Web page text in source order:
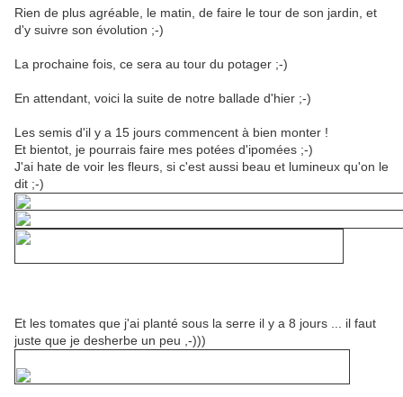
Rien de plus agréable, le matin, de faire le tour de son jardin, et
d'y suivre son évolution ;-)
La prochaine fois, ce sera au tour du potager ;-)
En attendant, voici la suite de notre ballade d'hier ;-)
Les semis d'il y a 15 jours commencent à bien monter !
Et bientot, je pourrais faire mes potées d'ipomées ;-)
J'ai hate de voir les fleurs, si c'est aussi beau et lumineux qu'on le
dit ;-)
Et les tomates que j'ai planté sous la serre il y a 8 jours ... il faut
juste que je desherbe un peu ,-)))